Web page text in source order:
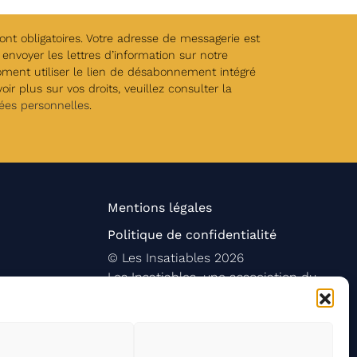
obligatoires. Votre adresse de messagerie est
les lettres d’information sur notre
utiliser le lien de désabonnement intégré
plus sur vos droits, veuillez consulter la
personnelles
Mentions légales
Politique de confidentialité
© Les Insatiables2026
Les Insatiables, une association du